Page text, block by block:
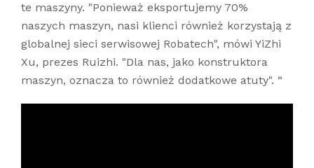
te maszyny. "Ponieważ eksportujemy 70%
naszych maszyn, nasi klienci również korzystają z
globalnej sieci serwisowej Robatech", mówi YiZhi
Xu, prezes Ruizhi. "Dla nas, jako konstruktora
maszyn, oznacza to również dodatkowe atuty". “